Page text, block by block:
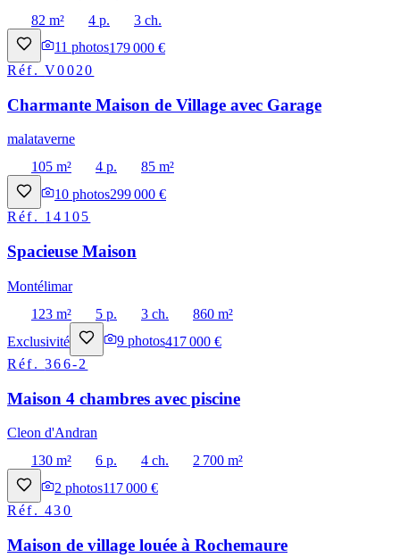
82 m²
4 p.
3 ch.
11 photos179 000 €
Réf.V0020
Charmante Maison de Village avec Garage
malataverne
105 m²
4 p.
85 m²
10 photos299 000 €
Réf. 14105
Spacieuse Maison
Montélimar
123 m²
5 p. 3 ch.
860 m²
Exclusivité
9 photos417 000 €
Réf.366-2
Maison 4 chambres avec piscine
Cleon d'Andran
130 m²
6 p. 4 ch.
2 700 m²
2 photos117 000 €
Réf.430
Maison de village louée à Rochemaure